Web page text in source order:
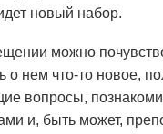
новый набор.
можно
о нем что-то новое,
вопросы,
и, быть может,